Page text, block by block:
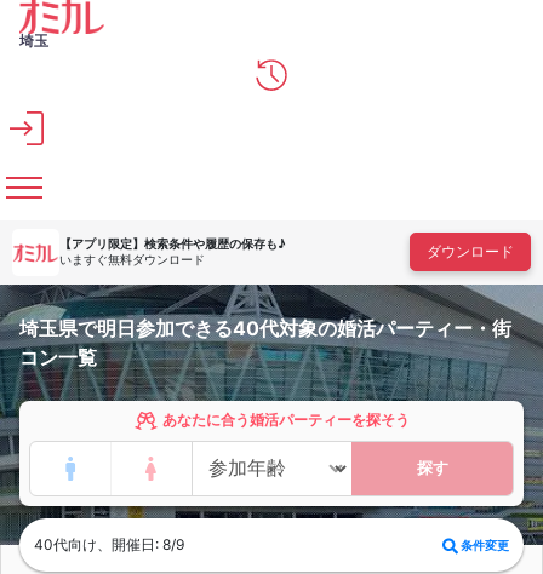
メインコンテンツへスキップ
埼玉
【アプリ限定】 検索条件や履歴の保存も♪
いますぐ無料ダウンロード
ダウンロード
埼玉県で明日参加できる40代対象の婚活パーティー・街
コン一覧
あなたに合う婚活パーティーを探そう
探す
40代向け、開催日: 8/9 条件変更